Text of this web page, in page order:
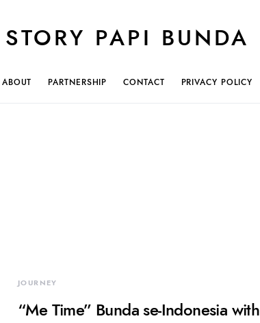
STORY PAPI BUNDA
ABOUT PARTNERSHIP CONTACT PRIVACY POLICY
JOURNEY
“Me Time” Bunda se-Indonesia with